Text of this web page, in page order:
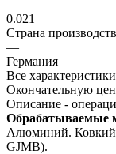
—
0.021
Страна
—
Германия
Все характеристики
Окончательную
Описание -
Обрабатываемые
Алюминий. Ковкий
GJMB).